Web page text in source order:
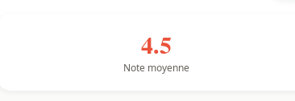
4.5
Note moyenne